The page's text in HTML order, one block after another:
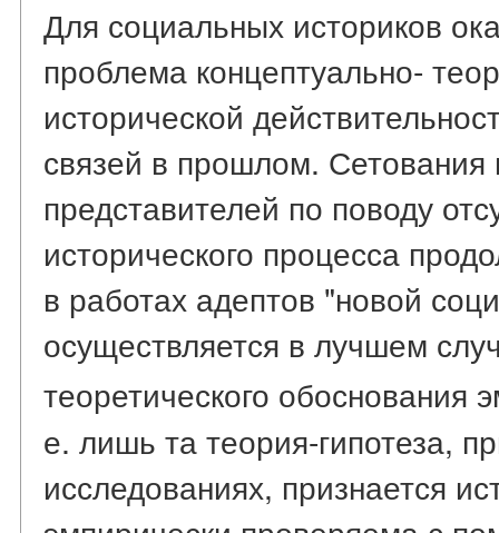
Для социальных историков
проблема концептуально-
исторической
связей в прошлом. Сетования
представителей по поводу
исторического процесса
в работах адептов "новой
осуществляется в лучшем
теоретического обоснования
е. лишь та теория-гипотеза,
исследованиях, признается